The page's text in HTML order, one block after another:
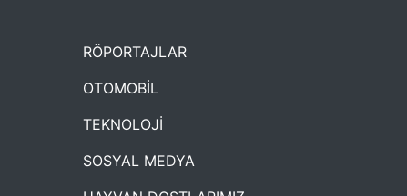
RÖPORTAJLAR
OTOMOBİL
TEKNOLOJİ
SOSYAL MEDYA